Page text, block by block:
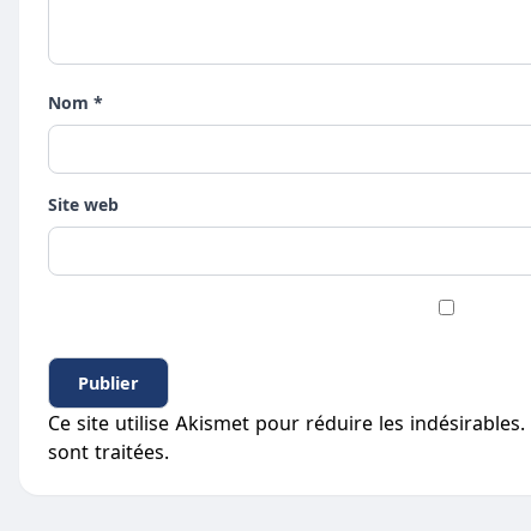
Nom *
Site web
Ce site utilise Akismet pour réduire les indésirables.
sont traitées.